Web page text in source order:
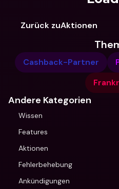
Zurück zuAktionen
Cashback-Partner
Andere Kategorien
Wissen
Features
Aktionen
Fehlerbehebung
Ankündigungen